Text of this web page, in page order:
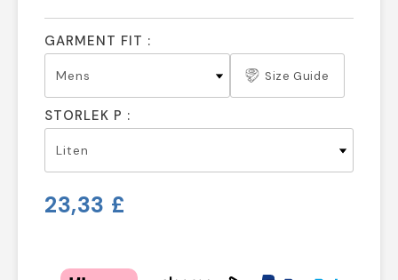
GARMENT FIT :
Size Guide
STORLEK P :
23,33 £